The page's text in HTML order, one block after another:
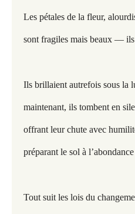
Les pétales de la fleur,
sont fragiles mais beaux — ils
Ils brillaient autrefois sous la
maintenant, ils tombent en
offrant leur chute avec
préparant le sol à
Tout suit les lois du